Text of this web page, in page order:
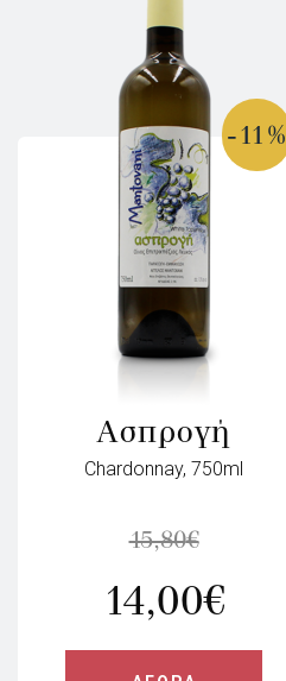
-11%
Ασπρογή
Chardonnay, 750ml
15,80€
14,00€